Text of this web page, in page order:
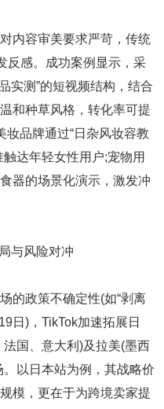
容审美要求严苛，传统
反感。成功案例显示，采
实测”的短视频结构，结合
和种草风格，转化率可提
妆品牌通过“日杂风妆容教
触达年轻女性用户;宠物用
器的场景化演示，激发冲
与风险对冲
政策不确定性(如“剥离
日)，TikTok加速拓展日
国、意大利)及拉美(墨西
以日本站为例，其战略价
模，更在于为跨境卖家提